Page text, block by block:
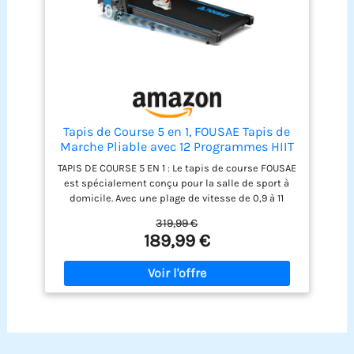
Tapis de Course 5 en 1, FOUSAE Tapis de
Marche Pliable avec 12 Programmes HIIT
Prédéfinis, Inclinable 9%, 12 KM/H,
Moteur Silencieux 2,75 CV, APP &
Télécommande, Charge Max 158kg pour
Maison & Bureau
TAPIS DE COURSE 5 EN 1 : Le tapis de course FOUSAE
est spécialement conçu pour la salle de sport à
domicile. Avec une plage de vitesse de 0,9 à 11
km/h, à la marche de 2,4 à 5 km/h, au jogging de 5
à 10 km/h et à la course de 10 à 11 km/h. Une
augmentation de 9 % de l’inclinaison peut
contribuer à améliorer les performances
physiques de 50 %. PROGRAMMES
récemment mis à jour, se connecte à des
319,99 €
189,99 €